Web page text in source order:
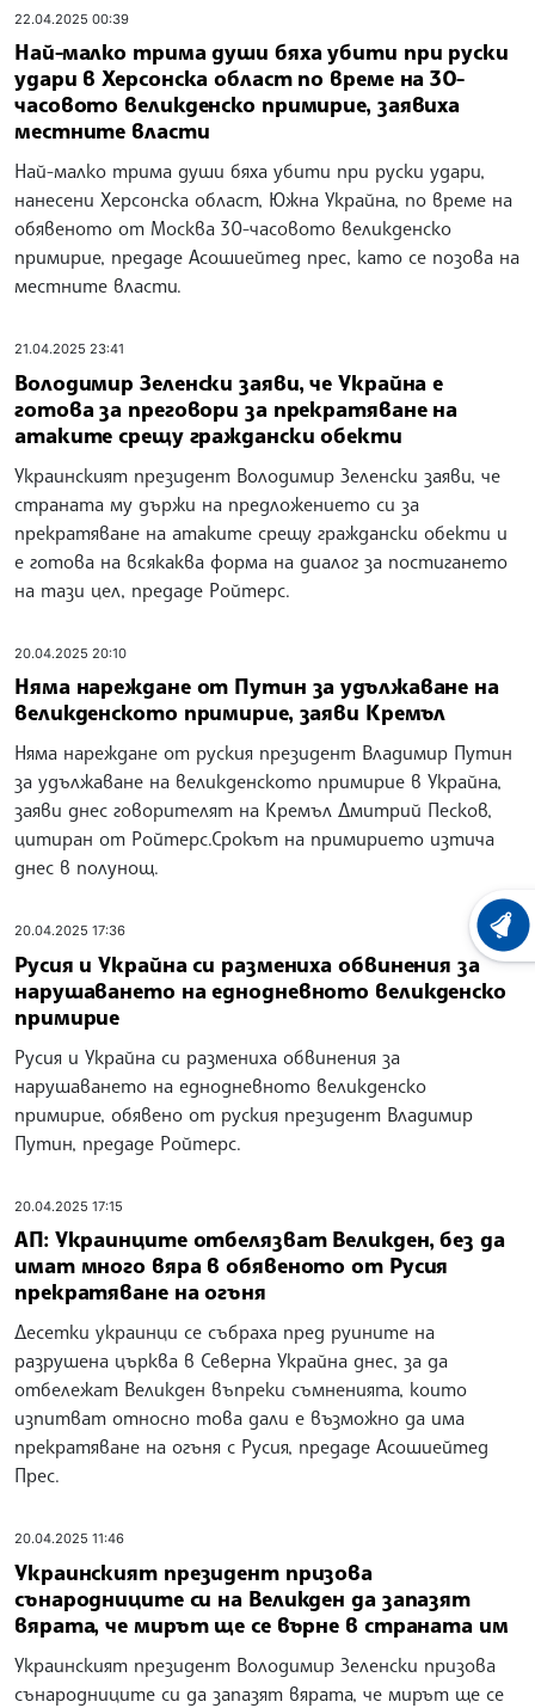
22.04.2025 00:39
Най-малко трима души бяха убити при руски
удари в Херсонска област по време на 30-
часовото великденско примирие, заявиха
местните власти
Най-малко трима души бяха убити при руски удари,
нанесени Херсонска област, Южна Украйна, по време на
обявеното от Москва 30-часовото великденско
примирие, предаде Асошиейтед прес, като се позова на
местните власти.
21.04.2025 23:41
Володимир Зеленски заяви, че Украйна е
готова за преговори за прекратяване на
атаките срещу граждански обекти
Украинският президент Володимир Зеленски заяви, че
страната му държи на предложението си за
прекратяване на атаките срещу граждански обекти и
е готова на всякаква форма на диалог за постигането
на тази цел, предаде Ройтерс.
20.04.2025 20:10
Няма нареждане от Путин за удължаване на
великденското примирие, заяви Кремъл
Няма нареждане от руския президент Владимир Путин
за удължаване на великденското примирие в Украйна,
заяви днес говорителят на Кремъл Дмитрий Песков,
цитиран от Ройтерс.Срокът на примирието изтича
днес в полунощ.
20.04.2025 17:36
Русия и Украйна си размениха обвинения за
нарушаването на еднодневното великденско
примирие
Русия и Украйна си размениха обвинения за
нарушаването на еднодневното великденско
примирие, обявено от руския президент Владимир
Путин, предаде Ройтерс.
20.04.2025 17:15
АП: Украинците отбелязват Великден, без да
имат много вяра в обявеното от Русия
прекратяване на огъня
Десетки украинци се събраха пред руините на
разрушена църква в Северна Украйна днес, за да
отбележат Великден въпреки съмненията, които
изпитват относно това дали е възможно да има
прекратяване на огъня с Русия, предаде Асошиейтед
Прес.
20.04.2025 11:46
Украинският президент призова
сънародниците си на Великден да запазят
вярата, че мирът ще се върне в страната им
Украинският президент Володимир Зеленски призова
сънародниците си да запазят вярата, че мирът ще се